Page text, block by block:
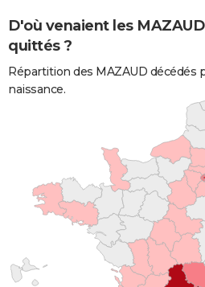
D'où venaient les
quittés ?
Répartition des MAZAUD décédés
naissance.